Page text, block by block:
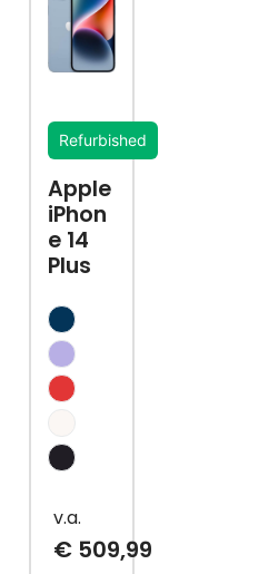
Refurbished
Apple
iPhon
e 14
Plus
€509,99